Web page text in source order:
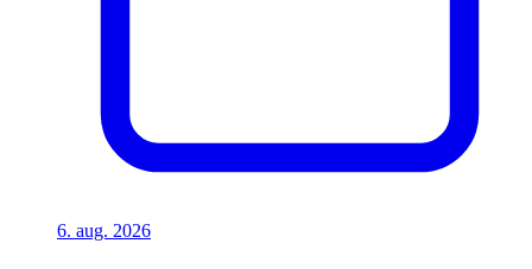
6. aug. 2026